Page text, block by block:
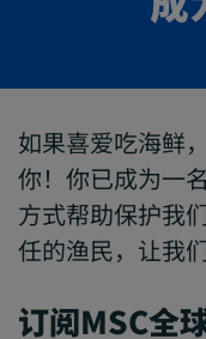
如果喜爱吃海鲜
你！你已成为一
方式帮助保护我
任的渔民，让我
订阅MSC全